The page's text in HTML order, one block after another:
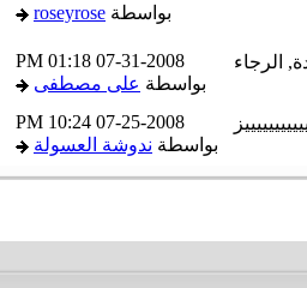
بواسطةroseyrose
07-31-2008
01:18 PM
بواسطةعلى مصطفى
07-25-2008
10:24 PM
بواسطةندوشة العسولة